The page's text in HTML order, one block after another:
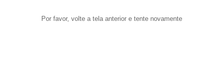
Por favor, volte a tela anterior e tente novamente